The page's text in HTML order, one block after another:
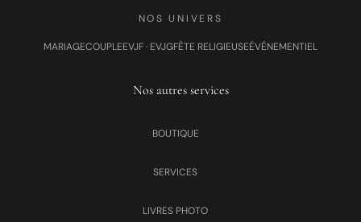
NOS UNIVERS
MARIAGECOUPLEEVJF · EVJGFÊTE RELIGIEUSEÉVÉNEMENTIEL
Nos autres services
BOUTIQUE
SERVICES
LIVRES PHOTO